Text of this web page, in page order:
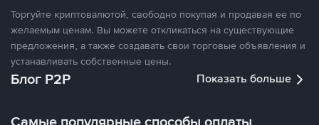
Торгуйте криптовалютой, свободно покупая и продавая ее по
желаемым ценам. Вы можете откликаться на существующие
предложения, а также создавать свои торговые объявления и
устанавливать собственные цены.
Блог P2P Показать больше